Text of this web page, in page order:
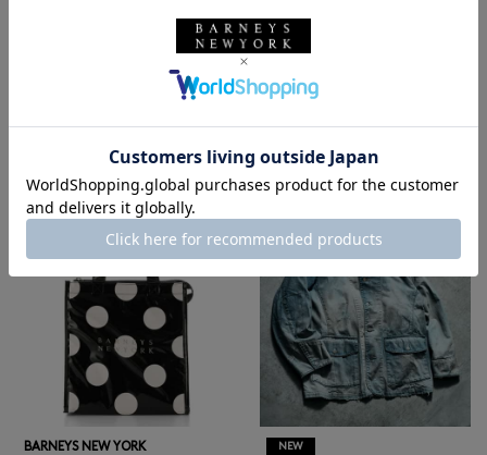
ELLM ホースレザーブルゾン
¥165,000
BARNEYS NEW YORK
4 colors
BARNEYS NEW YORK
NEW